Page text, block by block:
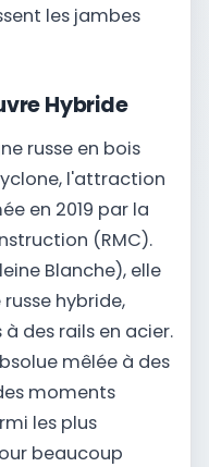
les jambes
Hybride
russe en bois
l'attraction
en 2019 par la
(RMC).
Blanche), elle
hybride,
des rails en acier.
mêlée à des
moments
les plus
beaucoup